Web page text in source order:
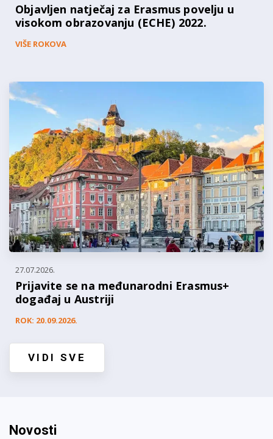
Objavljen natječaj za Erasmus povelju u
visokom obrazovanju (ECHE) 2022.
VIŠE ROKOVA
27.07.2026.
Prijavite se na međunarodni Erasmus+
događaj u Austriji
ROK: 20.09.2026.
VIDI SVE
Novosti